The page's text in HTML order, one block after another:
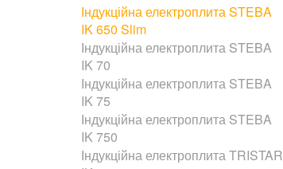
Індукційна електроплита STEBA
IK 650 Slim
Індукційна електроплита STEBA
IK 70
Індукційна електроплита STEBA
IK 75
Індукційна електроплита STEBA
IK 750
Індукційна електроплита TRISTAR